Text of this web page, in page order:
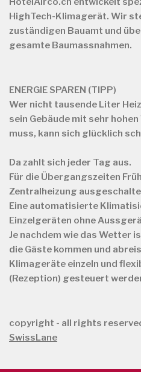
HighTech-Klimagerät. Wir
zuständigen Bauamt und
gesamte Baumassnahmen.
ENERGIE SPAREN (TIPP)
Wer nicht tausende Liter
sein Gebäude mit sehr
muss, kann sich glücklich
Da zahlt sich jeder Tag aus.
Für die Übergangszeiten
Zentralheizung
Eine automatisierte
Einzelgeräten ohne
Je nachdem wie das Wetter
die Gäste kommen und
Klimageräte einzeln und
(Rezeption) gesteuert
copyright - all rights
SwissLane